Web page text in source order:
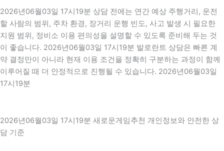
2026년06월03일 17시19분 상담 전에는 연간 예상 주행거리, 운전
할 사람의 범위, 주차 환경, 장거리 운행 빈도, 사고 발생 시 필요한
지원 범위, 정비소 이용 편의성을 설명할 수 있도록 준비해 두는 것
이 좋습니다. 2026년06월03일 17시19분 발로란트 상담은 빠른 계
약 결정만이 아니라 현재 이용 조건을 정확히 구분하는 과정이 함께
이루어질 때 더 안정적으로 진행될 수 있습니다. 2026년06월03일
17시19분
2026년06월03일 17시19분 새로운게임추천 개인정보와 안전한 상
담 기준